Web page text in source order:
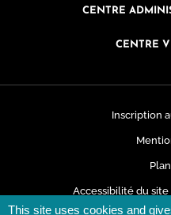
CENTRE
CENTRE
Inscription
Accessibilité du
This site uses cookies and